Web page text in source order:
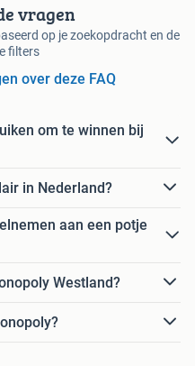
vragen
op je zoekopdracht en de
filters
over deze FAQ
om te winnen bij
in Nederland?
aan een potje
Westland?